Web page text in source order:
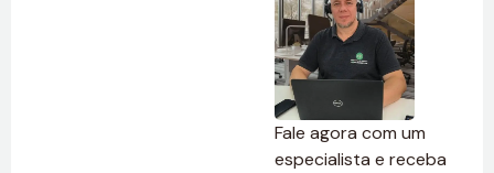
Fale agora com um
especialista e receba